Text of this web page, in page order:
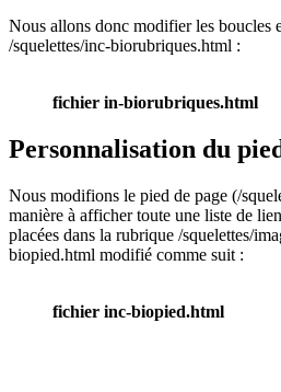
Nous allons donc modifier les boucles
/squelettes/inc-biorubriques.html :
fichier in-biorubriques.html
Personnalisation du
Nous modifions le pied de page (/
manière à afficher toute une liste de
placées dans la rubrique /squelettes/
biopied.html modifié comme suit :
fichier inc-biopied.html